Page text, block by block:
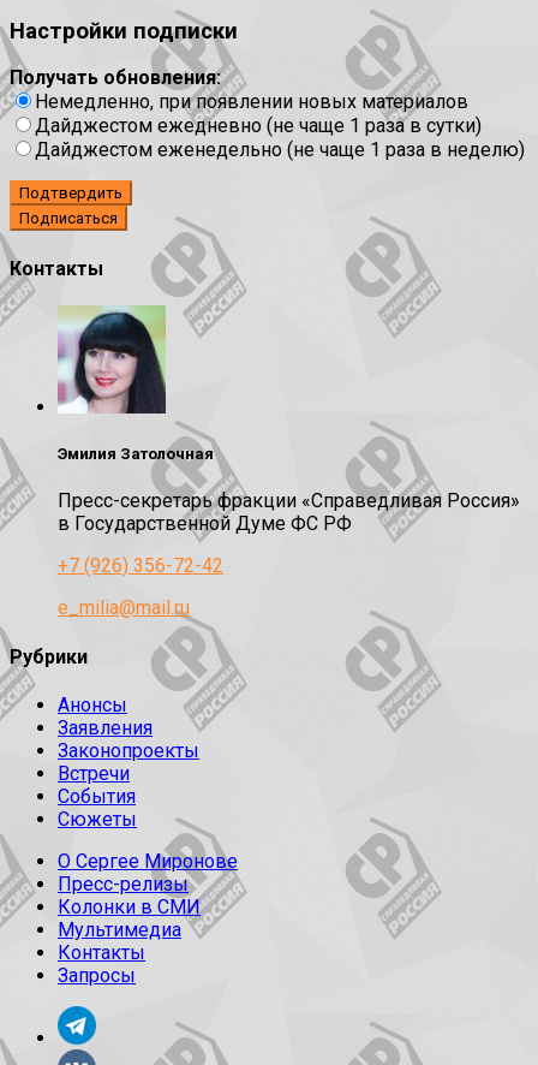
Настройки подписки
Получать обновления:
Немедленно, при появлении новых материалов
Дайджестом ежедневно (не чаще 1 раза в сутки)
Дайджестом еженедельно (не чаще 1 раза в неделю)
Подтвердить
Контакты
Эмилия Затолочная
Пресс-секретарь фракции «Справедливая Россия»
в Государственной Думе ФС РФ
+7 (926) 356-72-42
e_milia@mail.ru
Рубрики
Анонсы
Заявления
Законопроекты
Встречи
События
Сюжеты
О Сергее Миронове
Пресс-релизы
Колонки в СМИ
Мультимедиа
Контакты
Запросы